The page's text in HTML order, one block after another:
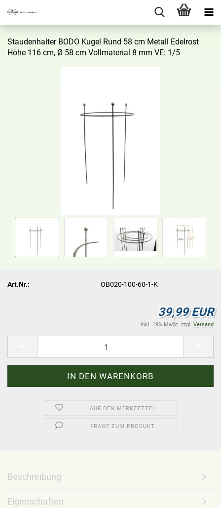
Stau­den­hal­ter BODO Kugel Rund 58 cm Me­tall Edel­rost
Höhe 116 cm, Ø 58 cm Voll­ma­te­ri­al 8 mm VE: 1/5
Art.Nr.: OB020-100-60-1-K
39,99 EUR
inkl. 19% MwSt. zzgl. Versand
AUF DEN MERKZETTEL
FRAGE ZUM PRODUKT
Beschreibung
Eigenschaften